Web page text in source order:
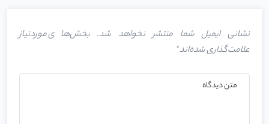
نشانی ایمیل شما منتشر نخواهد شد. بخش‌های موردنیاز
علامت‌گذاری شده‌اند*